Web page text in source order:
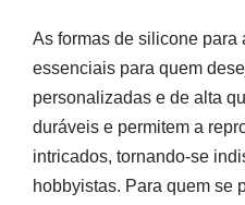
As formas de silicone para
essenciais para quem
personalizadas e de alta
duráveis e permitem a
intricados, tornando-se
hobbyistas. Para quem se